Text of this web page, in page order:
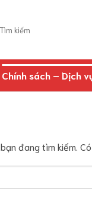
Chính sách – Dịch
đang tìm kiếm.